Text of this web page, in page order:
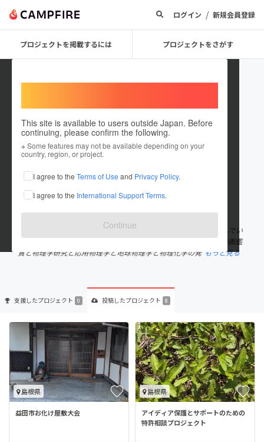
ログイン / 新規会員登録
プロジェクトを掲載するには プロジェクトをさがす
This site is available to users outside Japan. Before
continuing, please confirm the following.
※ Some features may not be available depending on your
country, region, or project.
I agree to the Terms of Use and Privacy Policy.
I agree to the International Support Terms.
Continue
福原賢二
これまでに8件のプロジェクトを投稿しています
在住国：日本 現在地：島根県
出身国：日本 出身地：山口県
初めまして福原賢二と申します。発明家と農業と作家業を母と営んでい
ます。何卒どうかよろしくお願い致します。趣味は将棋と読書と映画鑑
賞と物理学研究と応用物理学と地球物理学と物理化学の発 もっと見る
支援したプロジェクト 0 投稿したプロジェクト 8
島根県
益田市お化け屋敷大会
島根県
アイディア保護とサポートのための
特許相談プロジェクト